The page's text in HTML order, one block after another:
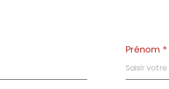
Prénom *